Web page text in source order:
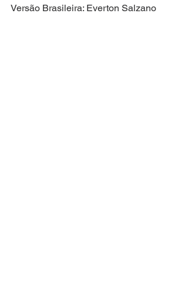
Versão Brasileira: Everton Salzano